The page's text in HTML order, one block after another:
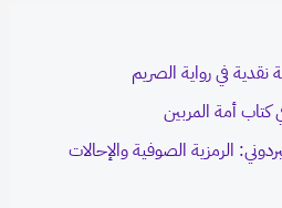
نقدية في رواية الصريم
كتاب أمة المربين
الرمزية الصوفية والإحالات